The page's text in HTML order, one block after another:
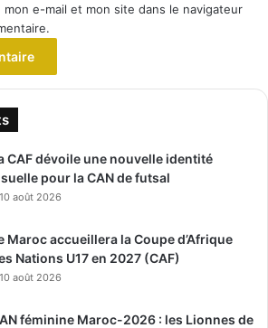
mon e-mail et mon site dans le navigateur
CAF dévoile une nouvelle identité
pour la CAN de futsal
10 août 2026
Maroc accueillera la Coupe d’Afrique
Nations U17 en 2027 (CAF)
10 août 2026
féminine Maroc-2026 : les Lionnes de